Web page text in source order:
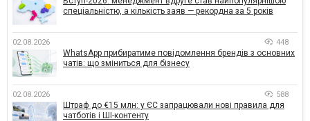
спеціальністю, а кількість заяв — рекордна за 5 років
02.08.2026 448
WhatsApp прибиратиме повідомлення брендів з основних
чатів: що зміниться для бізнесу
02.08.2026 588
Штраф до €15 млн: у ЄС запрацювали нові правила для
чатботів і ШІ-контенту